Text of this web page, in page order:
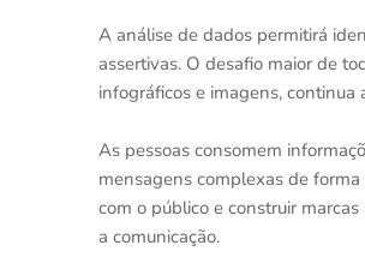
A análise de dados permitirá
assertivas. O desafio maior de
infográficos e imagens, continua
As pessoas consomem
mensagens complexas de
com o público e construir
a comunicação.